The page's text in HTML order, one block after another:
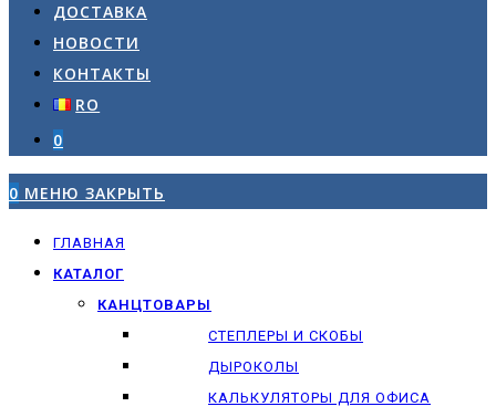
ДОСТАВКА
НОВОСТИ
КОНТАКТЫ
RO
0
0 МЕНЮ ЗАКРЫТЬ
ГЛАВНАЯ
КАТАЛОГ
КАНЦТОВАРЫ
СТЕПЛЕРЫ И СКОБЫ
ДЫРОКОЛЫ
КАЛЬКУЛЯТОРЫ ДЛЯ ОФИСА